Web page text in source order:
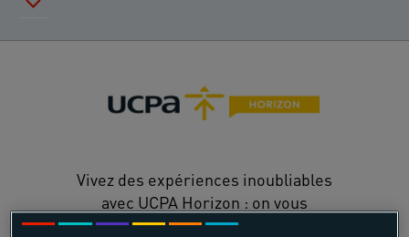
Vivez des expériences inoubliables
avec UCPA Horizon : on vous
embarque dans les plus belles